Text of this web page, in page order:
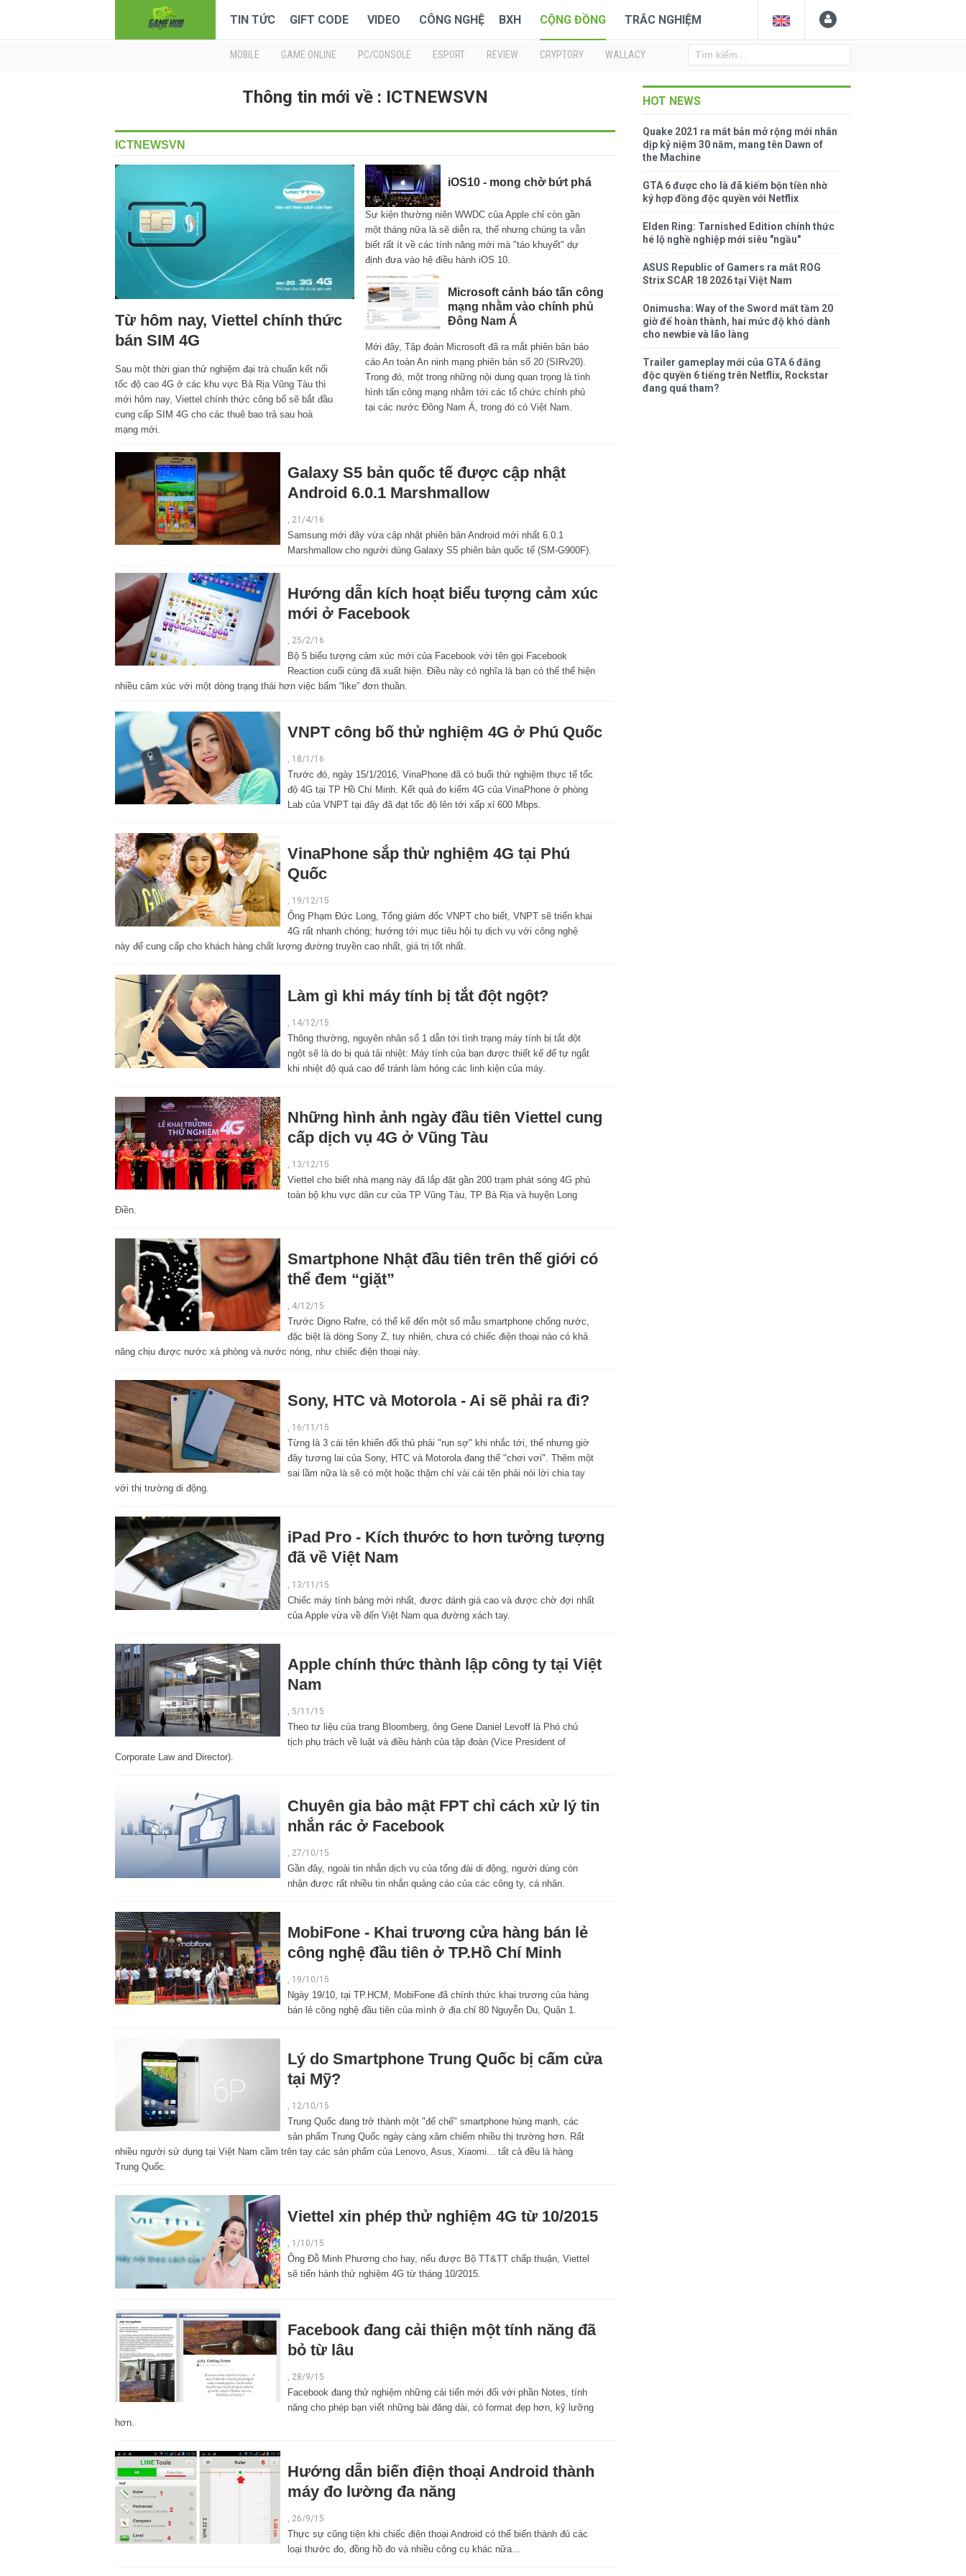
TIN TỨC GIFT CODE VIDEO CÔNG NGHỆ BXH CỘNG ĐỒNG TRẮC NGHIỆM
MOBILE GAME ONLINE PC/CONSOLE ESPORT REVIEW CRYPTORY WALLACY
Thông tin mới về : ICTNEWSVN
ICTNEWSVN
Từ hôm nay, Viettel chính thức
bán SIM 4G
Sau một thời gian thử nghiệm đại trà chuẩn kết nối
tốc độ cao 4G ở các khu vực Bà Rịa Vũng Tàu thì
mới hôm nay, Viettel chính thức công bố sẽ bắt đầu
cung cấp SIM 4G cho các thuê bao trả sau hoà
mạng mới.
iOS10 - mong chờ bứt phá
Sự kiện thường niên WWDC của Apple chỉ còn gần
một tháng nữa là sẽ diễn ra, thế nhưng chúng ta vẫn
biết rất ít về các tính năng mới mà "táo khuyết" dự
định đưa vào hệ điều hành iOS 10.
Microsoft cảnh báo tấn công
mạng nhằm vào chính phủ
Đông Nam Á
Mới đây, Tập đoàn Microsoft đã ra mắt phiên bản báo
cáo An toàn An ninh mạng phiên bản số 20 (SIRv20).
Trong đó, một trong những nội dung quan trọng là tình
hình tấn công mạng nhằm tới các tổ chức chính phủ
tại các nước Đông Nam Á, trong đó có Việt Nam.
Galaxy S5 bản quốc tế được cập nhật
Android 6.0.1 Marshmallow
, 21/4/16
Samsung mới đây vừa cập nhật phiên bản Android mới nhất 6.0.1
Marshmallow cho người dùng Galaxy S5 phiên bản quốc tế (SM-G900F).
Hướng dẫn kích hoạt biểu tượng cảm xúc
mới ở Facebook
, 25/2/16
Bộ 5 biểu tượng cảm xúc mới của Facebook với tên gọi Facebook
Reaction cuối cùng đã xuất hiện. Điều này có nghĩa là bạn có thể thể hiện
nhiều cảm xúc với một dòng trạng thái hơn việc bấm “like” đơn thuần.
VNPT công bố thử nghiệm 4G ở Phú Quốc
, 18/1/16
Trước đó, ngày 15/1/2016, VinaPhone đã có buổi thử nghiệm thực tế tốc
độ 4G tại TP Hồ Chí Minh. Kết quả đo kiểm 4G của VinaPhone ở phòng
Lab của VNPT tại đây đã đạt tốc độ lên tới xấp xỉ 600 Mbps.
VinaPhone sắp thử nghiệm 4G tại Phú
Quốc
, 19/12/15
Ông Phạm Đức Long, Tổng giám đốc VNPT cho biết, VNPT sẽ triển khai
4G rất nhanh chóng; hướng tới mục tiêu hội tụ dịch vụ với công nghệ
này để cung cấp cho khách hàng chất lượng đường truyền cao nhất, giá trị tốt nhất.
Làm gì khi máy tính bị tắt đột ngột?
14/12/15
Thông thường, nguyên nhân số 1 dẫn tới tình trạng máy tính bị tắt đột
ngột sẽ là do bị quá tải nhiệt: Máy tính của bạn được thiết kế để tự ngắt
khi nhiệt độ quá cao để tránh làm hỏng các linh kiện của máy.
Những hình ảnh ngày đầu tiên Viettel cung
cấp dịch vụ 4G ở Vũng Tàu
, 13/12/15
Viettel cho biết nhà mạng này đã lắp đặt gần 200 trạm phát sóng 4G phủ
toàn bộ khu vực dân cư của TP Vũng Tàu, TP Bà Rịa và huyện Long
Điền.
Smartphone Nhật đầu tiên trên thế giới có
thể đem “giặt”
, 4/12/15
Trước Digno Rafre, có thể kể đến một số mẫu smartphone chống nước,
đặc biệt là dòng Sony Z, tuy nhiên, chưa có chiếc điện thoại nào có khả
năng chịu được nước xà phòng và nước nóng, như chiếc điện thoại này.
Sony, HTC và Motorola - Ai sẽ phải ra đi?
, 16/11/15
Từng là 3 cái tên khiến đối thủ phải "run sợ" khi nhắc tới, thế nhưng giờ
đây tương lai của Sony, HTC và Motorola đang thế "chơi vơi". Thêm một
sai lầm nữa là sẽ có một hoặc thậm chí vài cái tên phải nói lời chia tay
với thị trường di động.
iPad Pro - Kích thước to hơn tưởng tượng
đã về Việt Nam
13/11/15
Chiếc máy tính bảng mới nhất, được đánh giá cao và được chờ đợi nhất
của Apple vừa về đến Việt Nam qua đường xách tay.
Apple chính thức thành lập công ty tại Việt
Nam
5/11/15
Theo tư liệu của trang Bloomberg, ông Gene Daniel Levoff là Phó chủ
tịch phụ trách về luật và điều hành của tập đoàn (Vice President of
Corporate Law and Director).
Chuyên gia bảo mật FPT chỉ cách xử lý tin
nhắn rác ở Facebook
, 27/10/15
Gần đây, ngoài tin nhắn dịch vụ của tổng đài di động, người dùng còn
nhận được rất nhiều tin nhắn quảng cáo của các công ty, cá nhân.
MobiFone - Khai trương cửa hàng bán lẻ
công nghệ đầu tiên ở TP.Hồ Chí Minh
, 19/10/15
Ngày 19/10, tại TP.HCM, MobiFone đã chính thức khai trương của hàng
bán lẻ công nghệ đầu tiên của mình ở địa chỉ 80 Nguyễn Du, Quận 1.
Lý do Smartphone Trung Quốc bị cấm cửa
tại Mỹ?
, 12/10/15
Trung Quốc đang trở thành một "đế chế" smartphone hùng mạnh, các
sản phẩm Trung Quốc ngày càng xâm chiếm nhiều thị trường hơn. Rất
nhiều người sử dụng tại Việt Nam cầm trên tay các sản phẩm của Lenovo, Asus, Xiaomi... tất cả đều là hàng
Trung Quốc.
Viettel xin phép thử nghiệm 4G từ 10/2015
1/10/15
Ông Đỗ Minh Phương cho hay, nếu được Bộ TT&TT chấp thuận, Viettel
sẽ tiến hành thử nghiệm 4G từ tháng 10/2015.
Facebook đang cải thiện một tính năng đã
bỏ từ lâu
, 28/9/15
Facebook đang thử nghiệm những cải tiến mới đối với phần Notes, tính
năng cho phép bạn viết những bài đăng dài, có format đẹp hơn, kỹ lưỡng
hơn.
Hướng dẫn biến điện thoại Android thành
máy đo lường đa năng
, 26/9/15
Thực sự cũng tiện khi chiếc điện thoại Android có thể biến thành đủ các
loại thước đo, đồng hồ đo và nhiều công cụ khác nữa…
HOT NEWS
Quake 2021 ra mắt bản mở rộng mới nhân
dịp kỷ niệm 30 năm, mang tên Dawn of
the Machine
GTA 6 được cho là đã kiếm bộn tiền nhờ
ký hợp đồng độc quyền với Netflix
Elden Ring: Tarnished Edition chính thức
hé lộ nghề nghiệp mới siêu "ngầu"
ASUS Republic of Gamers ra mắt ROG
Strix SCAR 18 2026 tại Việt Nam
Onimusha: Way of the Sword mất tầm 20
giờ để hoàn thành, hai mức độ khó dành
cho newbie và lão làng
Trailer gameplay mới của GTA 6 đăng
độc quyền 6 tiếng trên Netflix, Rockstar
đang quá tham?